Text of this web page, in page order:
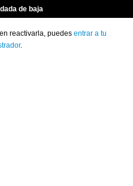
de baja
reactivarla, puedes entrar a tu
.